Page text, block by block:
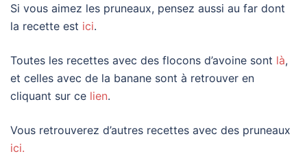
Si vous aimez les pruneaux, pensez aussi au far dont
la recette est ici.
Toutes les recettes avec des flocons d’avoine sont là,
et celles avec de la banane sont à retrouver en
cliquant sur ce lien.
Vous retrouverez d’autres recettes avec des pruneaux
ici.